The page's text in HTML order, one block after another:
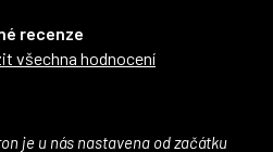
recenze
všechna hodnocení